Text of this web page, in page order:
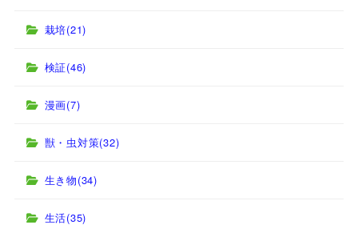
栽培(21)
検証(46)
漫画(7)
獣・虫対策(32)
生き物(34)
生活(35)